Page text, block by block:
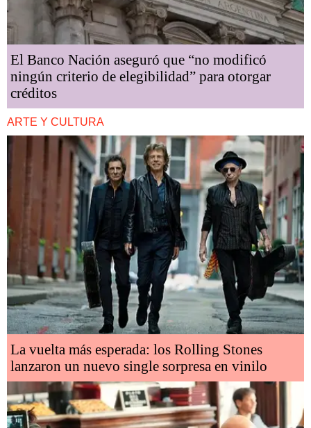
El Banco Nación aseguró que “no modificó
ningún criterio de elegibilidad” para otorgar
créditos
ARTE Y CULTURA
La vuelta más esperada: los Rolling Stones
lanzaron un nuevo single sorpresa en vinilo